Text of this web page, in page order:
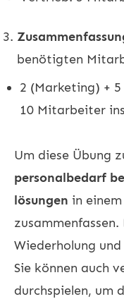
benötigten
2 (Marketing) +
10 Mitarbeiter
Um diese Übung
personalbedarf
lösungen in
Wiederholung
Sie können auch
durchspielen, um